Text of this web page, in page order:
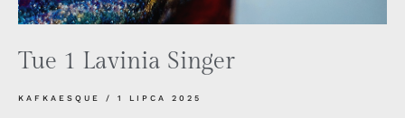
Tue 1 Lavinia Singer
KAFKAESQUE 1 LIPCA 2025